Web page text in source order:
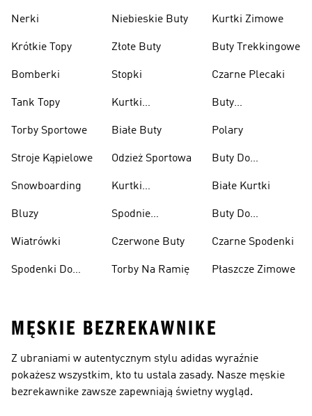
Nerki
Krótkie Topy
Bomberki
Tank Topy
Torby Sportowe
Stroje Kąpielowe
Snowboarding
Bluzy
Wiatrówki
Spodenki Do
Niebieskie Buty
Złote Buty
Stopki
Kurtki
Białe Buty
Odzież Sportowa
Kurtki
Spodnie
Czerwone Buty
Torby Na Ramię
Kurtki Zimowe
Buty Trekkingowe
Czarne Plecaki
Buty
Polary
Buty Do
Ciężarów
Białe Kurtki
Buty Do
Czarne Spodenki
Płaszcze Zimowe
MĘSKIE BEZREKAWNIKE
Z ubraniami w autentycznym stylu adidas wyraźnie
pokażesz wszystkim, kto tu ustala zasady. Nasze męskie
bezrekawnike zawsze zapewniają świetny wygląd.